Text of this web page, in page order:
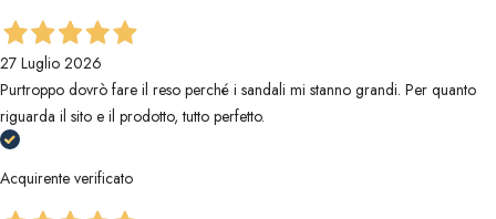
27 Luglio 2026
Purtroppo dovrò fare il reso perché i sandali mi stanno grandi. Per quanto
riguarda il sito e il prodotto, tutto perfetto.
Acquirente verificato